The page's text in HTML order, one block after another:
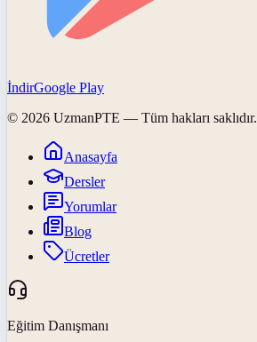
İndirGoogle Play
© 2026 UzmanPTE — Tüm hakları saklıdır.
Anasayfa
Dersler
Yorumlar
Blog
Ücretler
Eğitim Danışmanı